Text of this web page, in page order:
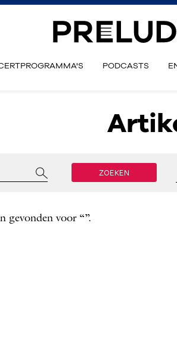
PODCASTS
ZOEKEN
gevonden voor “”.